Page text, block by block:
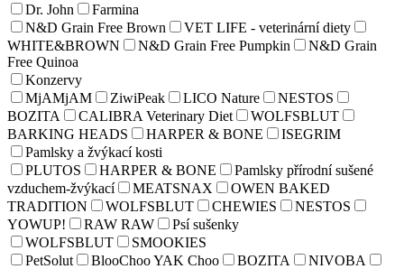
Dr. John
Farmina
N&D Grain Free Brown
VET LIFE - veterinární diety
WHITE&BROWN
N&D Grain Free Pumpkin
N&D Grain
Free Quinoa
Konzervy
MjAMjAM
ZiwiPeak LICO Nature
NESTOS
BOZITA
CALIBRA Veterinary Diet
WOLFSBLUT
BARKING HEADS
HARPER & BONE
ISEGRIM
Pamlsky a žvýkací kosti
PLUTOS
HARPER & BONE
Pamlsky přírodní sušené
vzduchem-žvýkací
MEATSNAX
OWEN BAKED
TRADITION
WOLFSBLUT CHEWIES
NESTOS
YOWUP!
RAW RAW
Psí sušenky
WOLFSBLUT
SMOOKIES
PetSolut
BlooChoo YAK Choo BOZITA
NIVOBA